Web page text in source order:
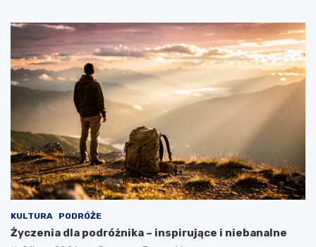
KULTURA PODRÓŻE
Życzenia dla podróżnika – inspirujące i niebanalne